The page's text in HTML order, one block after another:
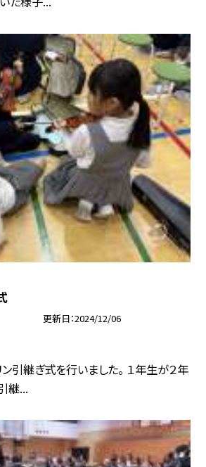
更新日 2024/12/06
ン引継ぎ式を行いました。 １年生が２年
継...